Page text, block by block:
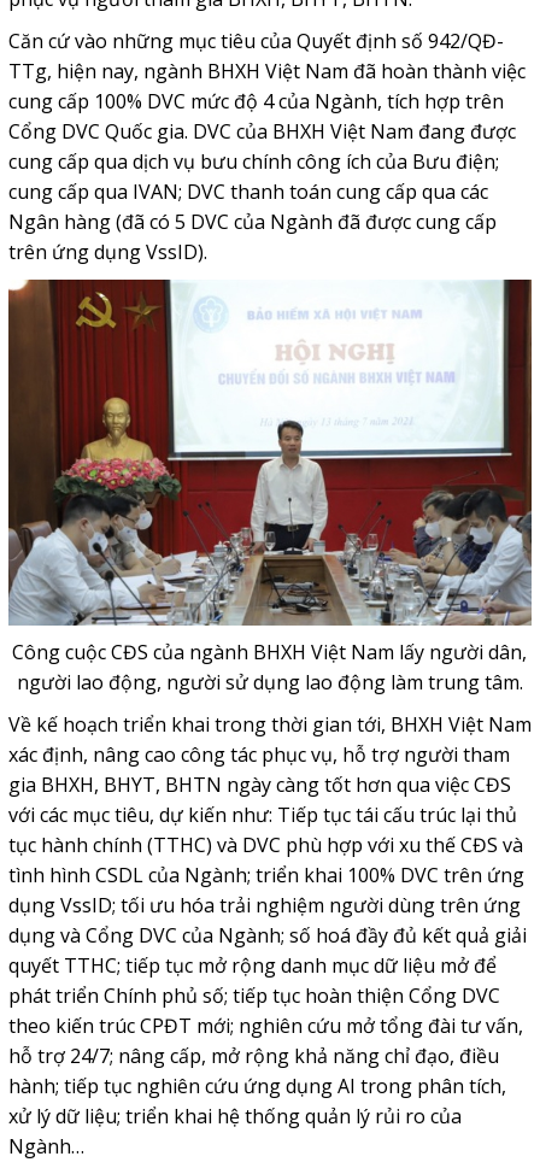
Căn cứ vào những mục tiêu của Quyết định số 942/QĐ-
TTg, hiện nay, ngành BHXH Việt Nam đã hoàn thành việc
cung cấp 100% DVC mức độ 4 của Ngành, tích hợp trên
Cổng DVC Quốc gia. DVC của BHXH Việt Nam đang được
cung cấp qua dịch vụ bưu chính công ích của Bưu điện;
cung cấp qua IVAN; DVC thanh toán cung cấp qua các
Ngân hàng (đã có 5 DVC của Ngành đã được cung cấp
trên ứng dụng VssID).
Công cuộc CĐS của ngành BHXH Việt Nam lấy người dân,
người lao động, người sử dụng lao động làm trung tâm.
Về kế hoạch triển khai trong thời gian tới, BHXH Việt Nam
xác định, nâng cao công tác phục vụ, hỗ trợ người tham
gia BHXH, BHYT, BHTN ngày càng tốt hơn qua việc CĐS
với các mục tiêu, dự kiến như: Tiếp tục tái cấu trúc lại thủ
tục hành chính (TTHC) và DVC phù hợp với xu thế CĐS và
tình hình CSDL của Ngành; triển khai 100% DVC trên ứng
dụng VssID; tối ưu hóa trải nghiệm người dùng trên ứng
dụng và Cổng DVC của Ngành; số hoá đầy đủ kết quả giải
quyết TTHC; tiếp tục mở rộng danh mục dữ liệu mở để
phát triển Chính phủ số; tiếp tục hoàn thiện Cổng DVC
theo kiến trúc CPĐT mới; nghiên cứu mở tổng đài tư vấn,
hỗ trợ 24/7; nâng cấp, mở rộng khả năng chỉ đạo, điều
hành; tiếp tục nghiên cứu ứng dụng AI trong phân tích,
xử lý dữ liệu; triển khai hệ thống quản lý rủi ro của
Ngành…